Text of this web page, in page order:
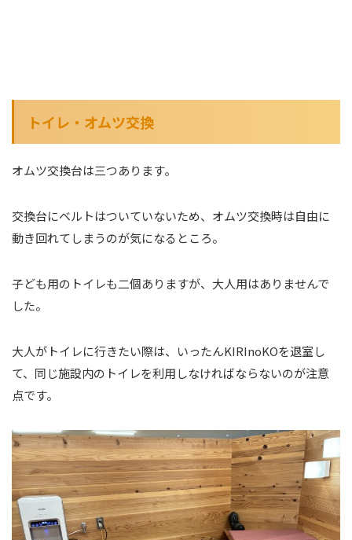
トイレ・オムツ交換
オムツ交換台は三つあります。
交換台にベルトはついていないため、オムツ交換時は自由に
動き回れてしまうのが気になるところ。
子ども用のトイレも二個ありますが、大人用はありませんで
した。
大人がトイレに行きたい際は、いったんKIRInoKOを退室し
て、同じ施設内のトイレを利用しなければならないのが注意
点です。